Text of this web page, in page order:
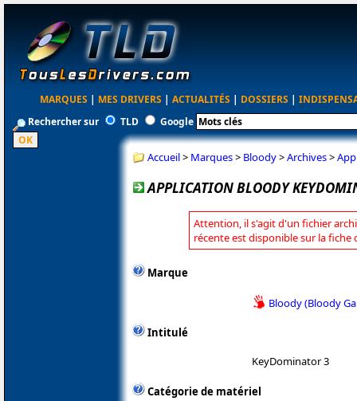
MARQUES | MES DRIVERS | ACTUALITÉS | DOSSIERS |
Rechercher sur
TLD Google
Accueil> Marques> Bloody>Archives>
APPLICATION BLOODY
Attention, il s'agit d'un fichier
récente est disponible sur la fiche
Marque
Bloody (Bloody
Intitulé
KeyDominator 3
Catégorie de matériel